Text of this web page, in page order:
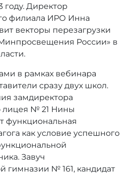
году. Директор
филиала ИРО Инна
векторы перезагрузки
России» в
в рамках вебинара
сразу двух школ.
замдиректора
лицея № 21 Нины
функциональная
как условие успешного
Завуч
гимназии № 161, кандидат